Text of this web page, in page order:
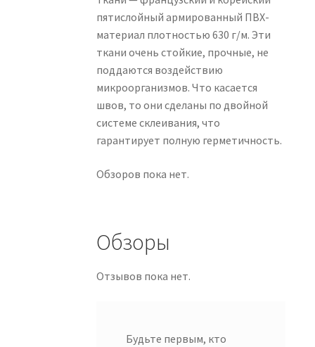
пятислойный армированный ПВХ-
материал плотностью 630 г/м. Эти
ткани очень стойкие, прочные, не
поддаются воздействию
микроорганизмов. Что касается
швов, то они сделаны по двойной
системе склеивания, что
гарантирует полную герметичность.
Обзоров пока нет.
Обзоры
Отзывов пока нет.
Будьте первым, кто